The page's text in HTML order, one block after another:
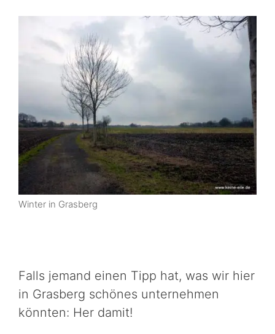
Winter in Grasberg
Falls jemand einen Tipp hat, was wir hier
in Grasberg schönes unternehmen
könnten: Her damit!